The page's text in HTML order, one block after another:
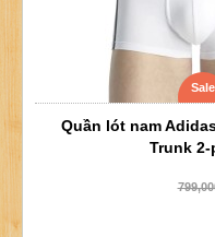
Sale
Quần lót nam
Trunk